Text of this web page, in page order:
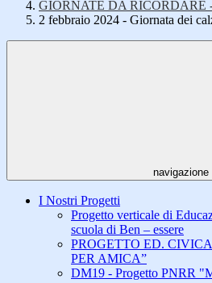
GIORNATE DA RICORDARE
2 febbraio 2024 - Giornata dei
navigazione
I Nostri Progetti
Progetto verticale di
scuola di Ben – essere
PROGETTO ED.
PER AMICA”
DM19 - Progetto PNRR